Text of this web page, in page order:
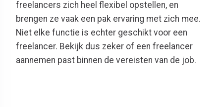
freelancers zich heel flexibel opstellen, en
brengen ze vaak een pak ervaring met zich mee.
Niet elke functie is echter geschikt voor een
freelancer. Bekijk dus zeker of een freelancer
aannemen past binnen de vereisten van de job.